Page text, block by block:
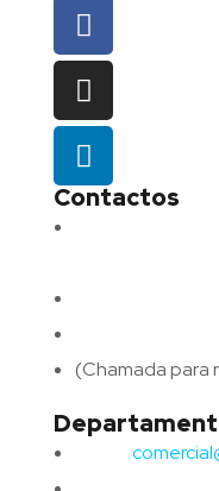
Contactos
(Chamada para